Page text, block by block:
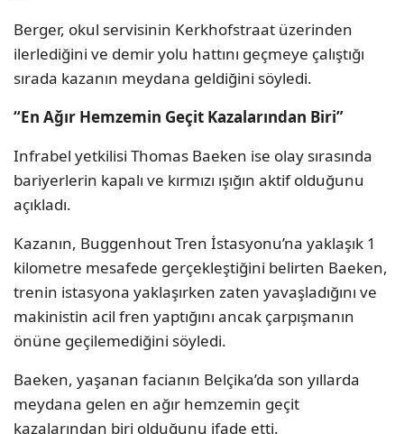
Berger, okul servisinin Kerkhofstraat üzerinden
ilerlediğini ve demir yolu hattını geçmeye çalıştığı
sırada kazanın meydana geldiğini söyledi.
“En Ağır Hemzemin Geçit Kazalarından Biri”
Infrabel yetkilisi Thomas Baeken ise olay sırasında
bariyerlerin kapalı ve kırmızı ışığın aktif olduğunu
açıkladı.
Kazanın, Buggenhout Tren İstasyonu’na yaklaşık 1
kilometre mesafede gerçekleştiğini belirten Baeken,
trenin istasyona yaklaşırken zaten yavaşladığını ve
makinistin acil fren yaptığını ancak çarpışmanın
önüne geçilemediğini söyledi.
Baeken, yaşanan facianın Belçika’da son yıllarda
meydana gelen en ağır hemzemin geçit
kazalarından biri olduğunu ifade etti.